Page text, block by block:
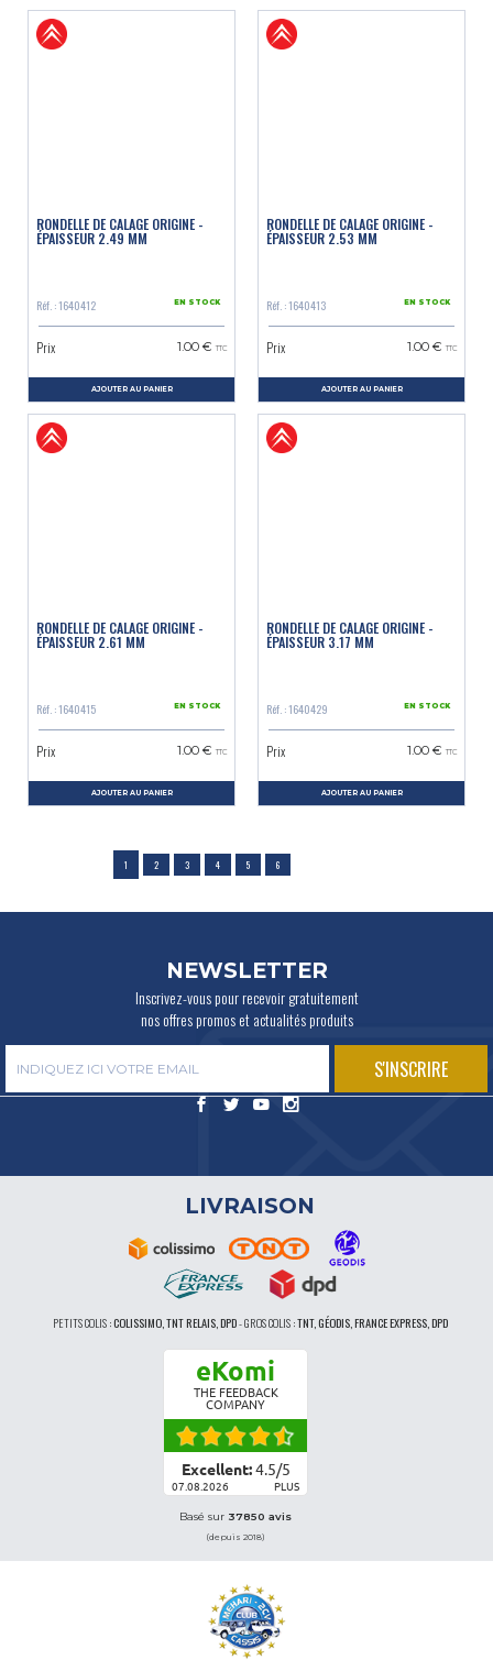
RONDELLE DE CALAGE ORIGINE -
ÉPAISSEUR 2.49 MM
Réf. : 1640412 EN STOCK
Prix 1.00 € TTC
AJOUTER AU PANIER
RONDELLE DE CALAGE ORIGINE -
ÉPAISSEUR 2.53 MM
Réf. : 1640413 EN STOCK
Prix 1.00 € TTC
AJOUTER AU PANIER
RONDELLE DE CALAGE ORIGINE -
ÉPAISSEUR 2.61 MM
Réf. : 1640415 EN STOCK
Prix 1.00 € TTC
AJOUTER AU PANIER
RONDELLE DE CALAGE ORIGINE -
ÉPAISSEUR 3.17 MM
Réf. : 1640429 EN STOCK
Prix 1.00 € TTC
AJOUTER AU PANIER
1 2 3 4 5 6
NEWSLETTER
Inscrivez-vous pour recevoir gratuitement
nos offres promos et actualités produits
LIVRAISON
PETITS COLIS :COLISSIMO, TNT RELAIS, DPD-GROS COLIS :TNT, GÉODIS, FRANCE EXPRESS, DPD
eKomi
THE FEEDBACK
COMPANY
Excellent:4.5/5
07.08.2026 PLUS
Basé sur 37850 avis
(depuis 2018)